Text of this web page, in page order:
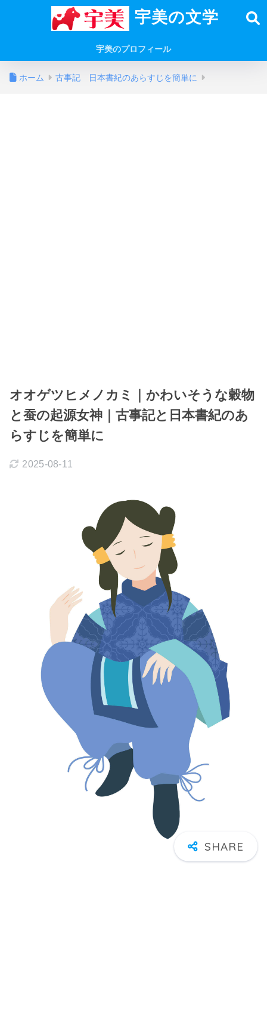
宇美の文学
宇美のプロフィール
ホーム 古事記 日本書紀のあらすじを簡単に
オオゲツヒメノカミ｜かわいそうな穀物
と蚕の起源女神｜古事記と日本書紀のあ
らすじを簡単に
2025-08-11